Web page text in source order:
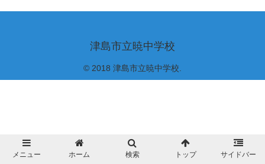
津島市立暁中学校
© 2018 津島市立暁中学校.
メニュー ホーム 検索 トップ サイドバー